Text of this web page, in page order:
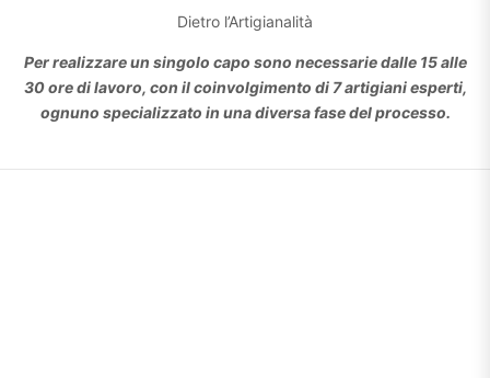
Dietro l’Artigianalità
Per realizzare un singolo capo sono necessarie dalle 15 alle
30 ore di lavoro, con il coinvolgimento di 7 artigiani esperti,
ognuno specializzato in una diversa fase del processo.